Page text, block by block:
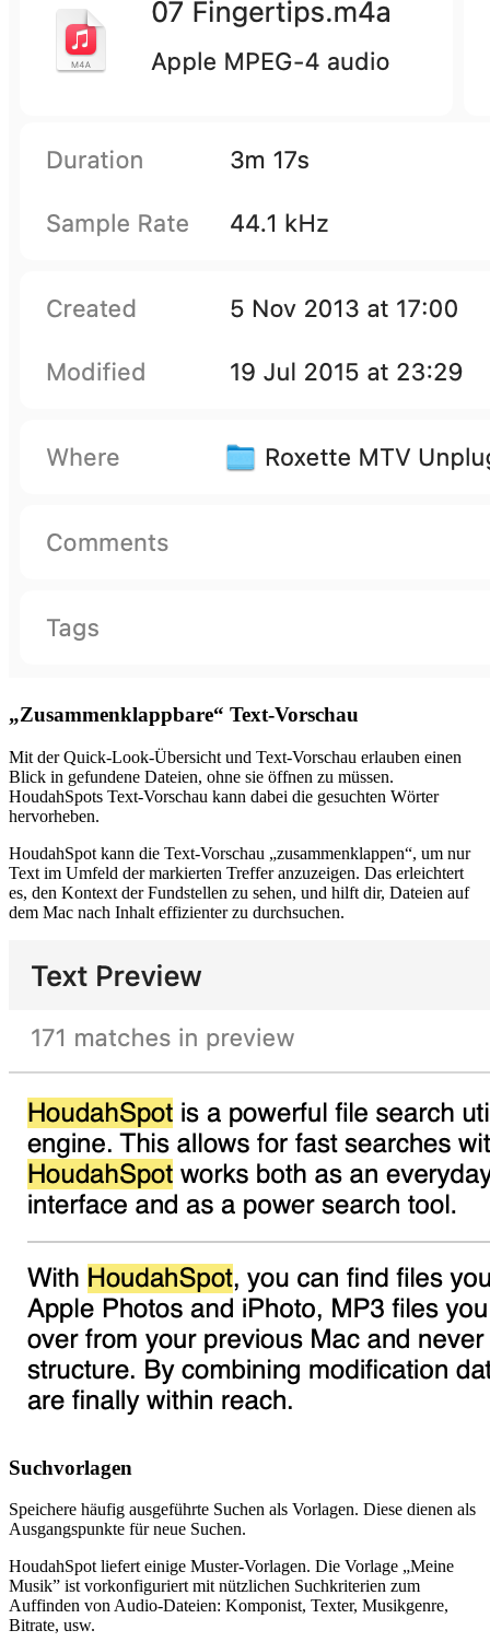
„Zusammenklappbare“ Text-Vorschau
Mit der Quick-Look-Übersicht und Text-Vorschau erlauben einen
Blick in gefundene Dateien, ohne sie öffnen zu müssen.
HoudahSpots Text-Vorschau kann dabei die gesuchten Wörter
hervorheben.
HoudahSpot kann die Text-Vorschau „zusammenklappen“, um nur
Text im Umfeld der markierten Treffer anzuzeigen. Das erleichtert
es, den Kontext der Fundstellen zu sehen, und hilft dir, Dateien auf
dem Mac nach Inhalt effizienter zu durchsuchen.
Suchvorlagen
Speichere häufig ausgeführte Suchen als Vorlagen. Diese dienen als
Ausgangspunkte für neue Suchen.
HoudahSpot liefert einige Muster-Vorlagen. Die Vorlage „Meine
Musik” ist vorkonfiguriert mit nützlichen Suchkriterien zum
Auffinden von Audio-Dateien: Komponist, Texter, Musikgenre,
Bitrate, usw.